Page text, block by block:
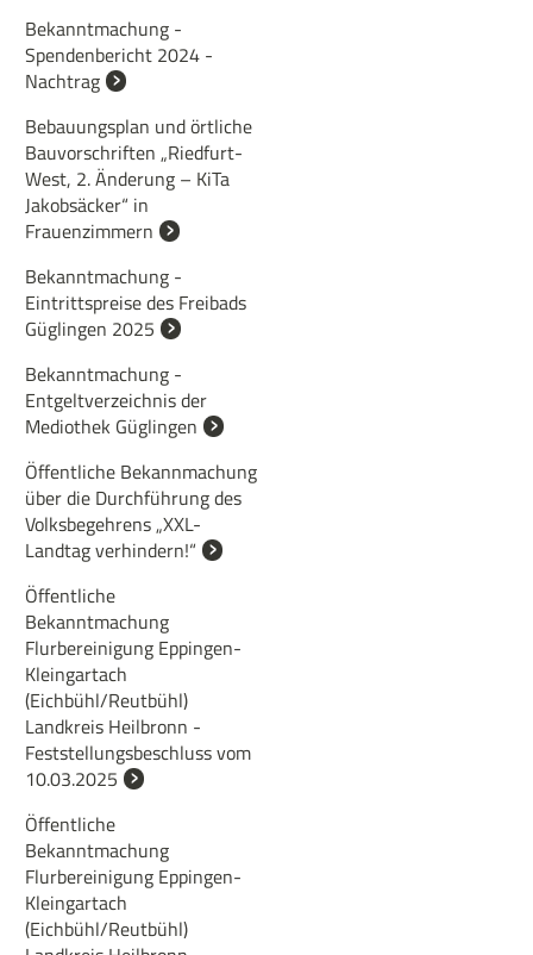
Bekanntmachung -
Spendenbericht 2024 -
Nachtrag
Bebauungsplan und örtliche
Bauvorschriften „Riedfurt-
West, 2. Änderung – KiTa
Jakobsäcker“ in
Frauenzimmern
Bekanntmachung -
Eintrittspreise des Freibads
Güglingen 2025
Bekanntmachung -
Entgeltverzeichnis der
Mediothek Güglingen
Öffentliche Bekannmachung
über die Durchführung des
Volksbegehrens „XXL-
Landtag verhindern!“
Öffentliche
Bekanntmachung
Flurbereinigung Eppingen-
Kleingartach
(Eichbühl/Reutbühl)
Landkreis Heilbronn -
Feststellungsbeschluss vom
10.03.2025
Öffentliche
Bekanntmachung
Flurbereinigung Eppingen-
Kleingartach
(Eichbühl/Reutbühl)